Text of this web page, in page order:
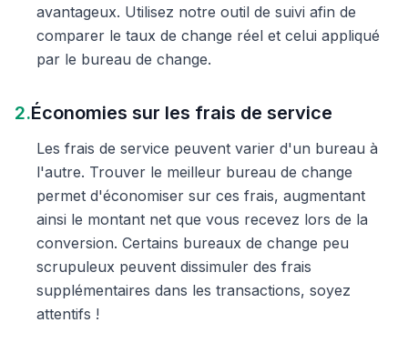
avantageux. Utilisez notre outil de suivi afin de
comparer le taux de change réel et celui appliqué
par le bureau de change.
2.Économies sur les frais de service
Les frais de service peuvent varier d'un bureau à
l'autre. Trouver le meilleur bureau de change
permet d'économiser sur ces frais, augmentant
ainsi le montant net que vous recevez lors de la
conversion. Certains bureaux de change peu
scrupuleux peuvent dissimuler des frais
supplémentaires dans les transactions, soyez
attentifs !